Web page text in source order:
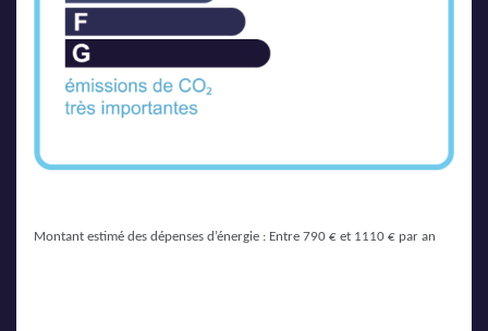
Montant estimé des dépenses d’énergie : Entre 790 € et 1110 € par an